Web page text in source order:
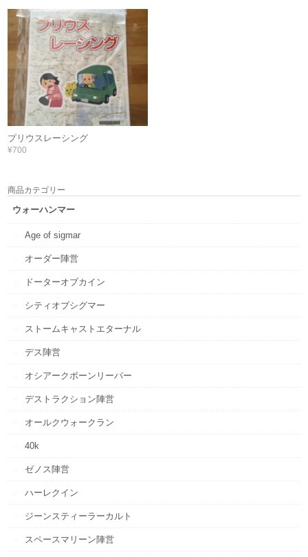
プリウスレーシング
¥700
商品カテゴリー
ウォーハンマー
Age of sigmar
オーダー陣営
ドーターオブカイン
シティオブシグマー
ストームキャストエターナル
デス陣営
オシアークボーンリーパー
デストラクション陣営
オールクウォークラン
40k
ゼノス陣営
ハーレクイン
ジーンスティーラーカルト
スペースマリーン陣営